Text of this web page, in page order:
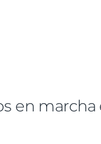
en marcha